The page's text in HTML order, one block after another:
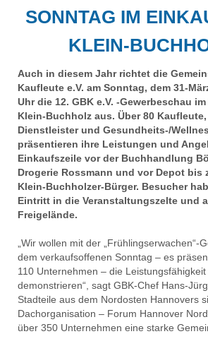
SONNTAG IM
KLEIN-
Auch in diesem Jahr richtet die
Kaufleute e.V. am Sonntag, dem 31-
Uhr die 12. GBK e.V. -Gewerbeschau
Klein-Buchholz aus. Über 80 Kaufleute,
Dienstleister und Gesundheits-/
präsentieren ihre Leistungen und
Einkaufszeile vor der Buchhandlung
Drogerie Rossmann und vor Depot bis
Klein-Buchholzer-Bürger. Besucher
Eintritt in die Veranstaltungszelte und
Freigelände.
„Wir wollen mit der „Frühlingserwachen“-
dem verkaufsoffenen Sonntag – es
110 Unternehmen – die
demonstrieren“, sagt GBK-Chef Hans-
Stadteile aus dem Nordosten Hannovers
Dachorganisation – Forum Hannover
über 350 Unternehmen eine starke